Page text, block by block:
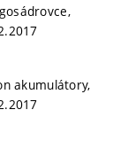
akumulátory,